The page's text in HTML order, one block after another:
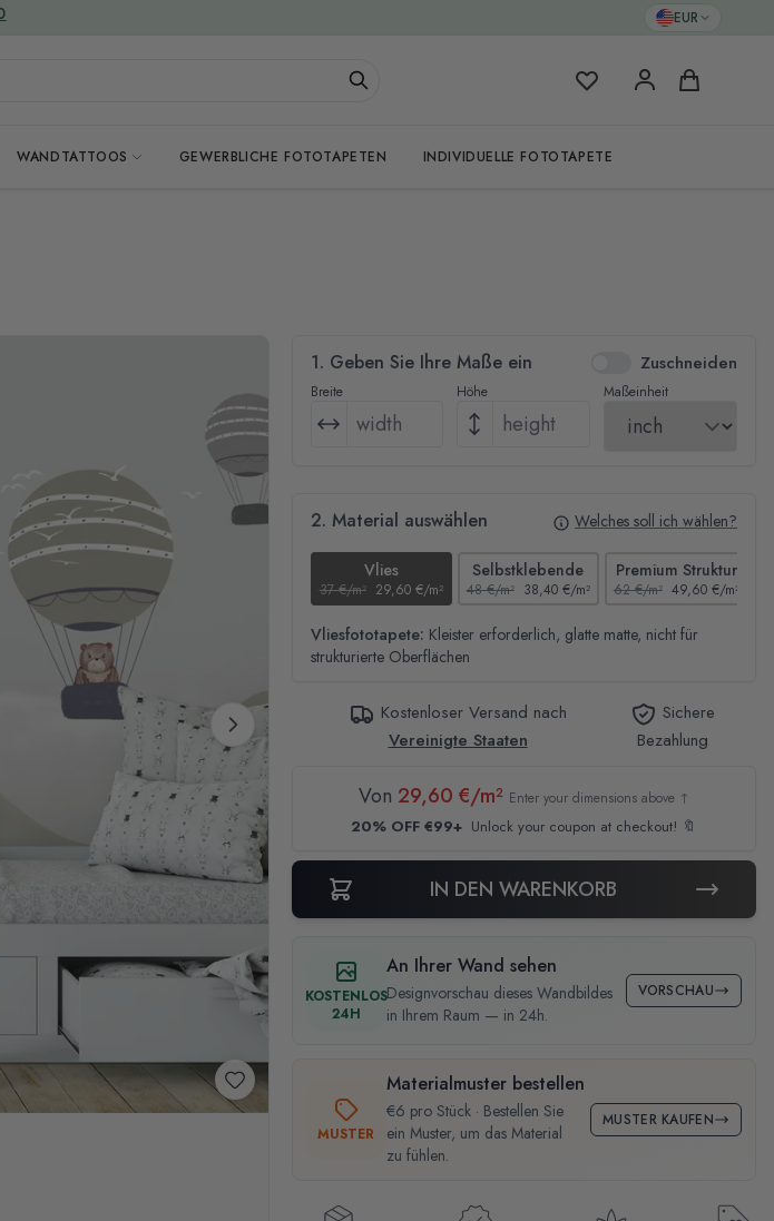
EUR
Meine FavoritenWarenkorb
WANDTATTOOS GEWERBLICHE FOTOTAPETEN INDIVIDUELLE FOTOTAPETE
1. Geben Sie Ihre Maße ein Zuschneiden
Breite Höhe Maßeinheit
2. Material auswählen Welches soll ich wählen?
Vlies
37 €/m² 29,60 €/m²
Selbstklebende
48 €/m² 38,40 €/m²
Premium Struktur
62 €/m² 49,60 €/m²
Vliesfototapete: Kleister erforderlich, glatte matte, nicht für
strukturierte Oberflächen
Kostenloser Versand nach
Vereinigte Staaten
Sichere
Bezahlung
Von 29,60 €/m² Enter your dimensions above ↑
20% OFF €99+ Unlock your coupon at checkout! 🔖
IN DEN WARENKORB
KOSTENLOS
24H
An Ihrer Wand sehen
Designvorschau dieses Wandbildes
in Ihrem Raum — in 24h.
VORSCHAU
MUSTER
Materialmuster bestellen
€6 pro Stück · Bestellen Sie
ein Muster, um das Material
zu fühlen.
MUSTER KAUFEN